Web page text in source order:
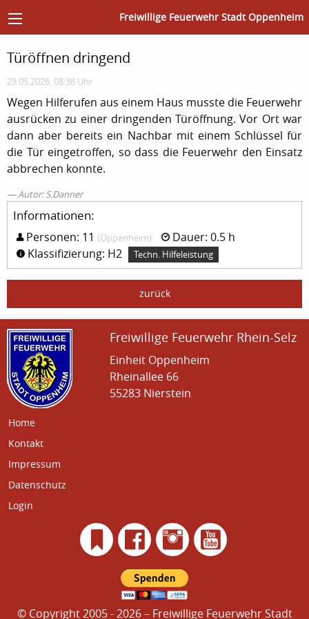
Freiwillige Feuerwehr Stadt Oppenheim
Türöffnen dringend
29.05.2026, 08:38 Uhr
Wegen Hilferufen aus einem Haus musste die Feuerwehr
ausrücken zu einer dringenden Türöffnung. Vor Ort war
dann aber bereits ein Nachbar mit einem Schlüssel für
die Tür eingetroffen, so dass die Feuerwehr den Einsatz
abbrechen konnte.
Autor: S.Danner
Informationen:
Personen: 11 (Oppenheim)
Dauer: 0.5 h
Klassifizierung: H2
Techn. Hilfeleistung
zurück
Freiwillige Feuerwehr Rhein-Selz
Einheit Oppenheim
Rheinallee 66
55283 Nierstein
Home
Kontakt
Impressum
Datenschutz
Login
© Copyright 2005 - 2026 – Freiwillige Feuerwehr Stadt